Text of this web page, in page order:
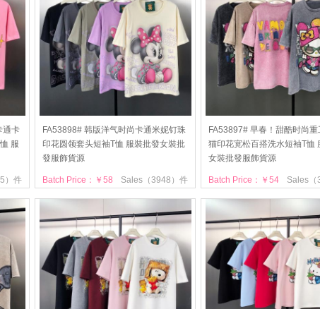
通卡
服
）件
FA53898# 韩版洋气时尚卡通米妮钉珠
印花圆领套头短袖T恤 服裝批發女裝批
發服飾貨源
Sales（3948）件
Batch Price：￥58
FA53897# 早春！甜酷时尚
猫印花宽松百搭洗水短袖T恤
女裝批發服飾貨源
Sales（
Batch Price：￥54